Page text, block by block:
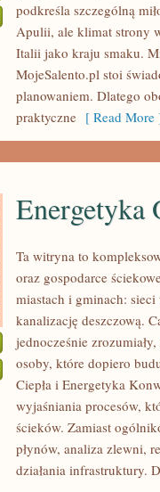
PALERMO
podkreśla szczególną
Apulii, ale klimat strony
Italii jako kraju smaku.
MojeSalento.pl stoi
planowaniem. Dlatego
praktyczne [ Read More
ENERGETYKA
ODNAWIALNA
Energetyka
Ta witryna to
oraz gospodarce
miastach i gminach:
kanalizację deszczową.
jednocześnie
osoby, które dopiero
Ciepła i Energetyka
wyjaśniania procesów,
ścieków. Zamiast
płynów, analiza zlewni,
działania infrastruktury.